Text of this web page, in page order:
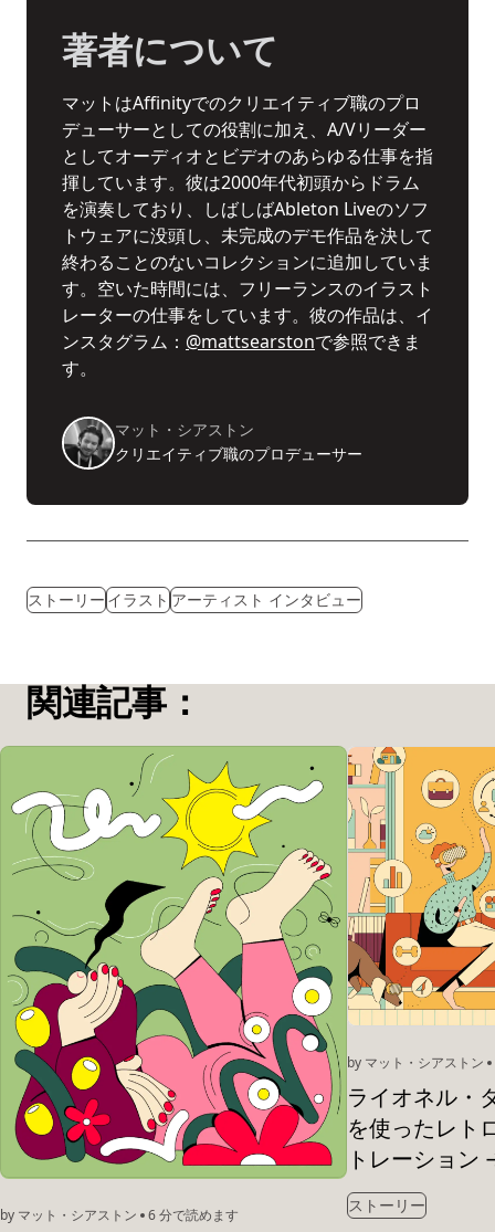
著者について
マットはAffinityでのクリエイティブ職のプロ
デューサーとしての役割に加え、A/Vリーダー
としてオーディオとビデオのあらゆる仕事を指
揮しています。彼は2000年代初頭からドラム
を演奏しており、しばしばAbleton Liveのソフ
トウェアに没頭し、未完成のデモ作品を決して
終わることのないコレクションに追加していま
す。空いた時間には、フリーランスのイラスト
レーターの仕事をしています。彼の作品は、イ
ンスタグラム： @mattsearstonで参照できま
す。
マット・シアストン
クリエイティブ職のプロデューサー
ストーリーイラストアーティスト インタビュー
関連記事：
by マット・シアストン 6 分で読めます
by マット・シアストン
ライオネル・
を使ったレト
トレーション
ストーリー